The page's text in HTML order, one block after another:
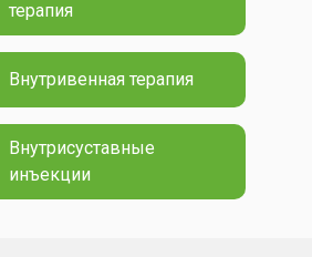
терапия
Внутривенная терапия
Внутрисуставные
инъекции